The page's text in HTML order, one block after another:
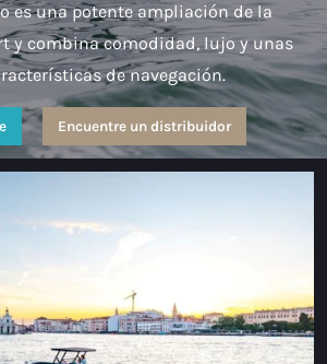
es una potente ampliación de la
y combina comodidad, lujo y unas
de navegación.
Encuentre un distribuidor